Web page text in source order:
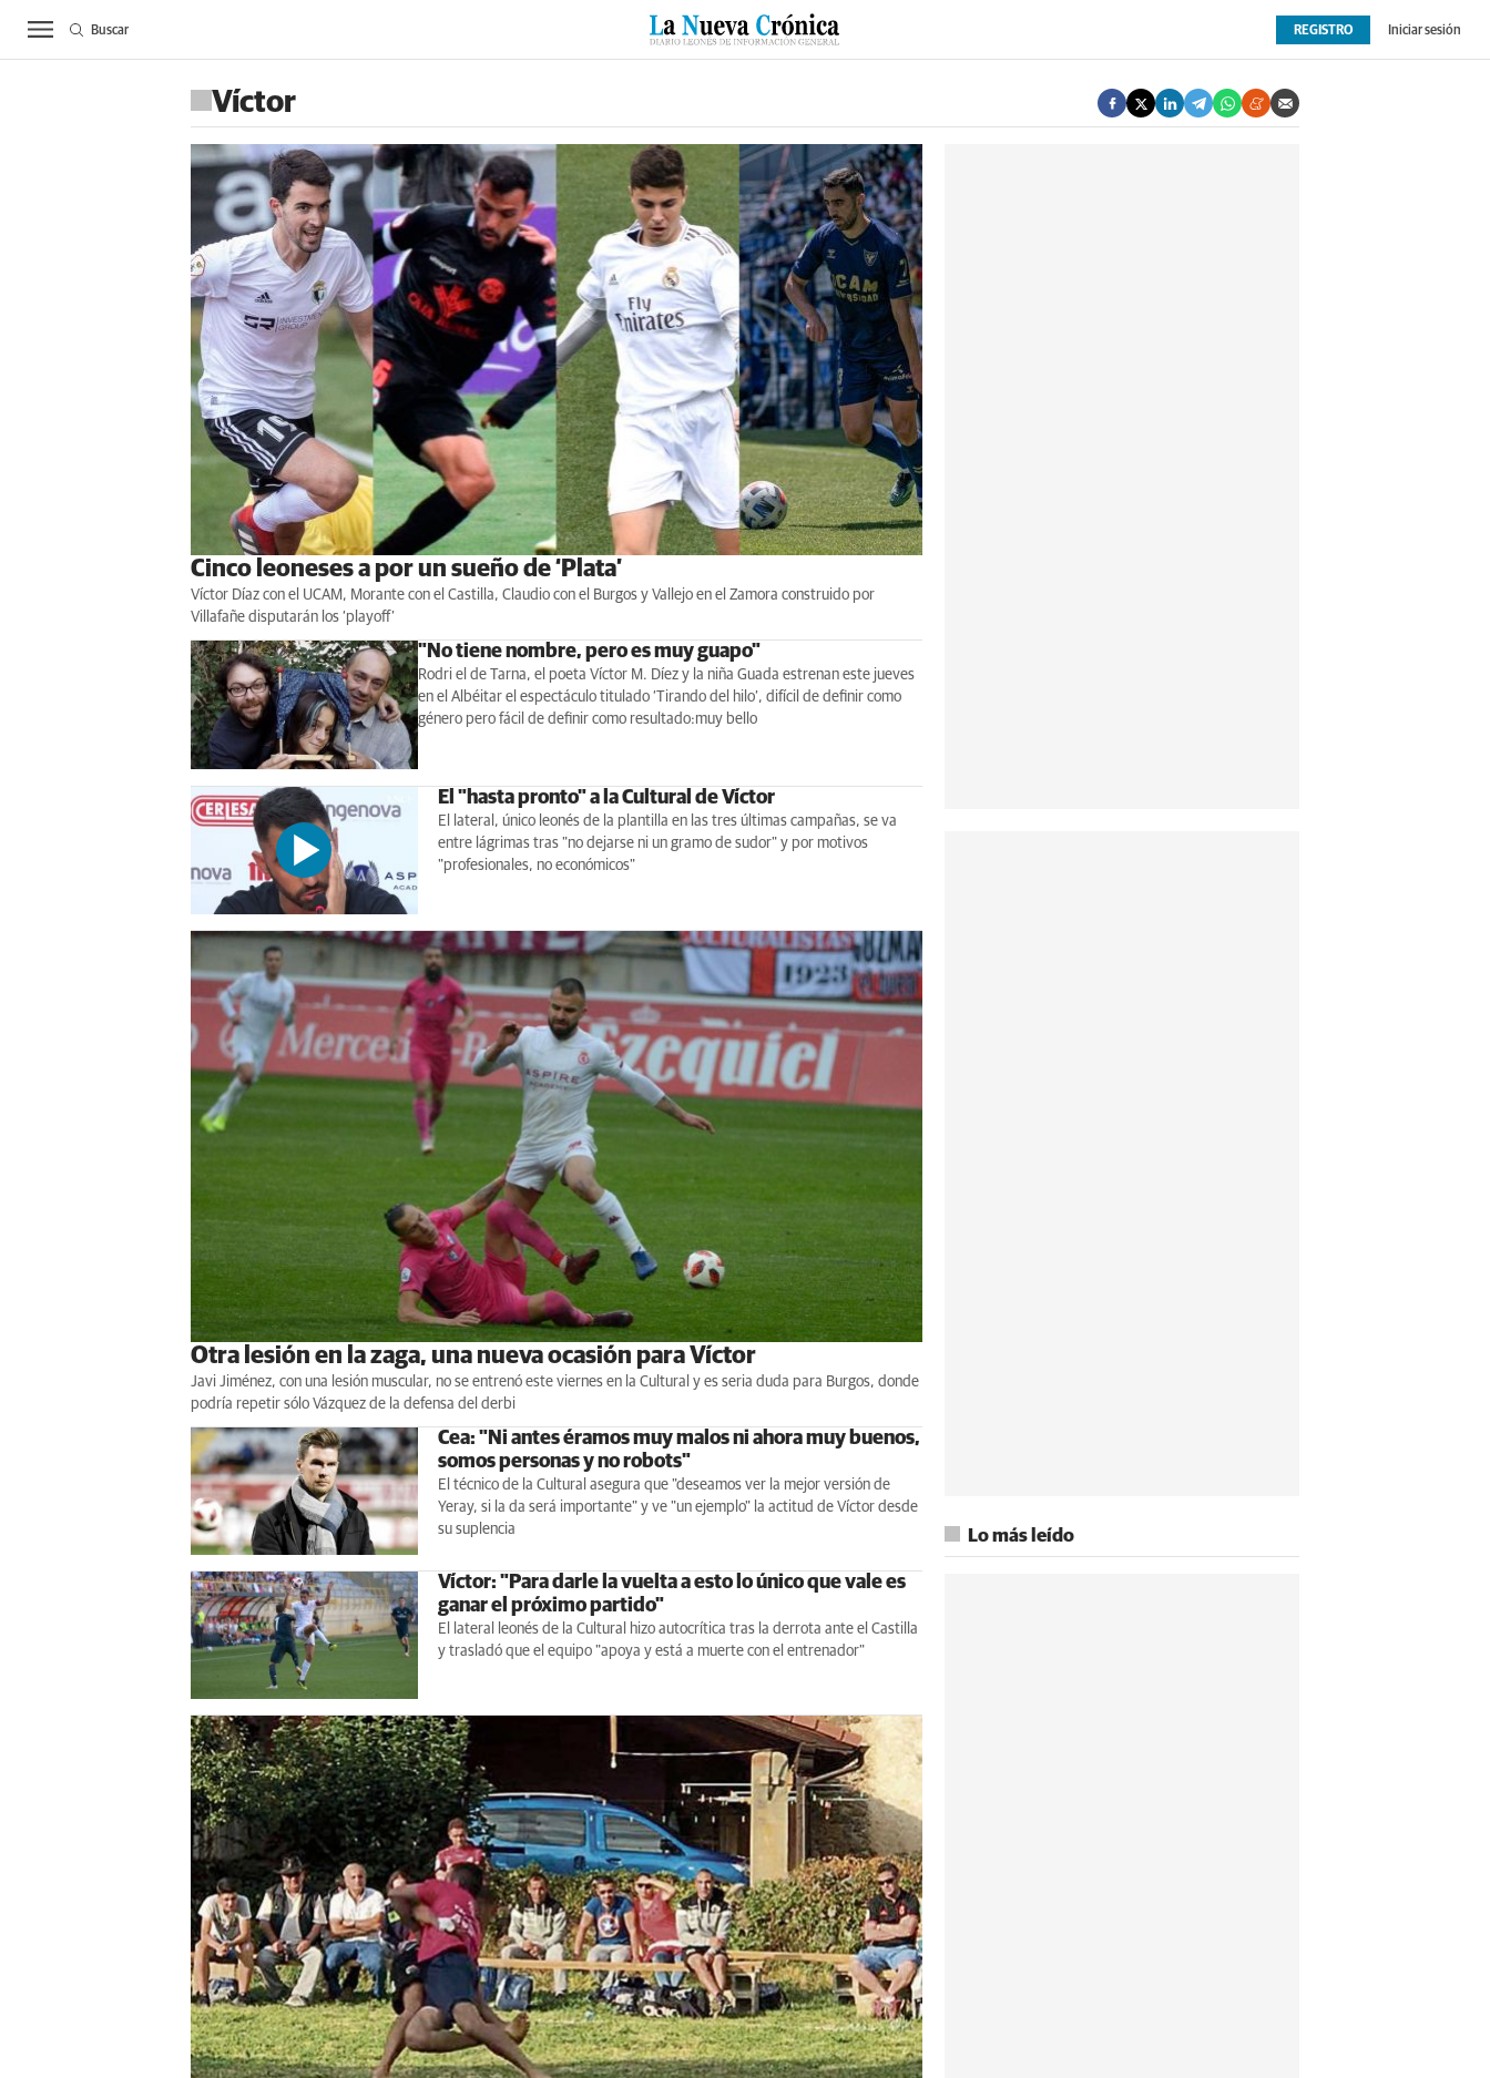
ACTUALIDAD BIERZO SUCESOS CULTURAS ESPECIALES DEPORTES OPINIÓN EXTRAS
REGISTRO Iniciar sesión
Buscar
Víctor
Cinco leoneses a por un sueño de ‘Plata’
Víctor Díaz con el UCAM, Morante con el Castilla, Claudio con el Burgos y Vallejo en el Zamora construido por
Villafañe disputarán los ‘playoff’
"No tiene nombre, pero es muy guapo"
Rodri el de Tarna, el poeta Víctor M. Díez y la niña Guada estrenan este jueves
en el Albéitar el espectáculo titulado ‘Tirando del hilo’, difícil de definir como
género pero fácil de definir como resultado:muy bello
El "hasta pronto" a la Cultural de Víctor
El lateral, único leonés de la plantilla en las tres últimas campañas, se va
entre lágrimas tras "no dejarse ni un gramo de sudor" y por motivos
"profesionales, no económicos"
Otra lesión en la zaga, una nueva ocasión para Víctor
Javi Jiménez, con una lesión muscular, no se entrenó este viernes en la Cultural y es seria duda para Burgos, donde
podría repetir sólo Vázquez de la defensa del derbi
Cea: "Ni antes éramos muy malos ni ahora muy buenos,
somos personas y no robots"
El técnico de la Cultural asegura que "deseamos ver la mejor versión de
Yeray, si la da será importante" y ve "un ejemplo" la actitud de Víctor desde
su suplencia
Víctor: "Para darle la vuelta a esto lo único que vale es
ganar el próximo partido"
El lateral leonés de la Cultural hizo autocrítica tras la derrota ante el Castilla
y trasladó que el equipo "apoya y está a muerte con el entrenador"
Lo más leído